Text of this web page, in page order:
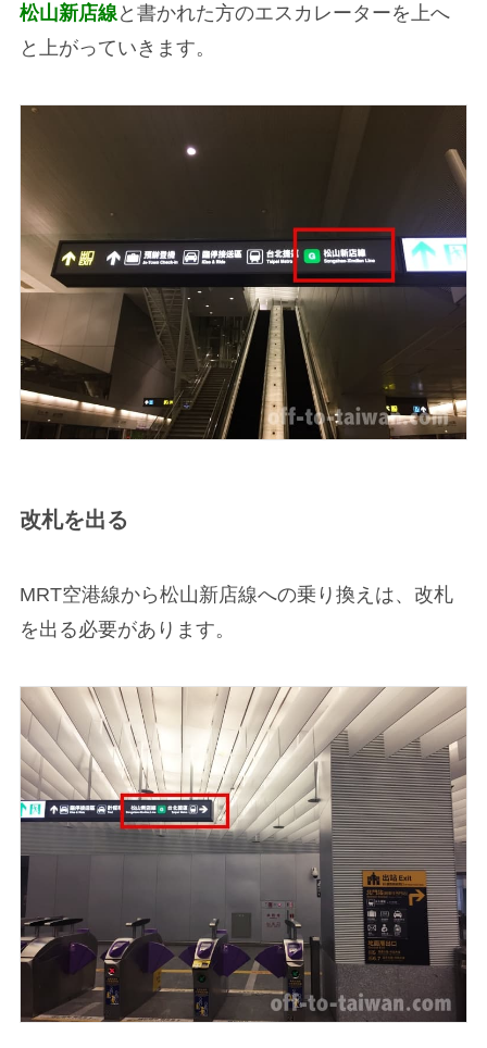
松山新店線と書かれた方のエスカレーターを上へ
と上がっていきます。
改札を出る
MRT空港線から松山新店線への乗り換えは、改札
を出る必要があります。